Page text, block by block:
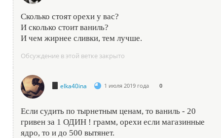
Сколько стоят орехи у вас?
И сколько стоит ваниль?
И чем жирнее сливки, тем лучше.
Обсуждение в этой ветке закрыто
elka40ina 1 июля 2019 года 0
Если судить по тырнетным ценам, то ваниль - 20
гривен за 1 ОДИН ! грамм, орехи если магазинные
ядро, то и до 500 вытянет.